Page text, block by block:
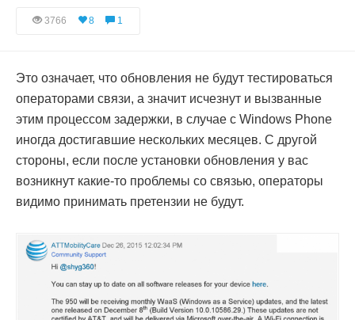
3766 8 1
Это означает, что обновления не будут тестироваться
операторами связи, а значит исчезнут и вызванные
этим процессом задержки, в случае с Windows Phone
иногда достигавшие нескольких месяцев. С другой
стороны, если после установки обновления у вас
возникнут какие-то проблемы со связью, операторы
видимо принимать претензии не будут.